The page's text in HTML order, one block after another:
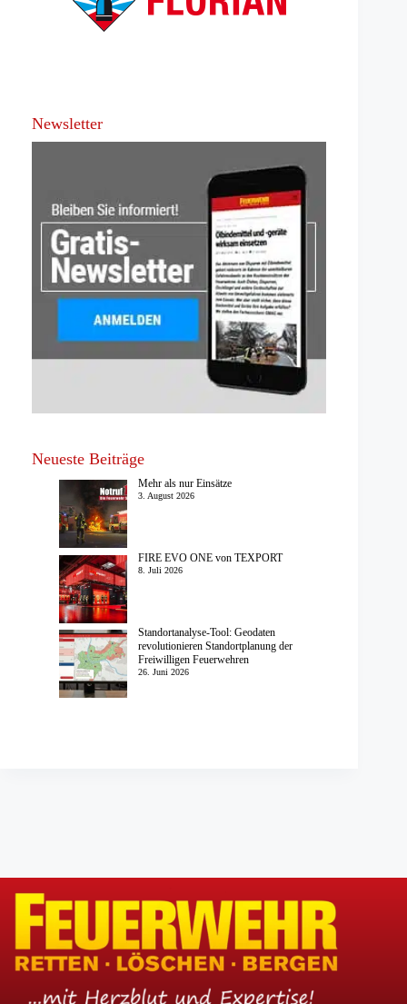
Newsletter
Neueste Beiträge
Mehr als nur Einsätze
3. August 2026
FIRE EVO ONE von TEXPORT
8. Juli 2026
Standortanalyse-Tool: Geodaten
revolutionieren Standortplanung der
Freiwilligen Feuerwehren
26. Juni 2026